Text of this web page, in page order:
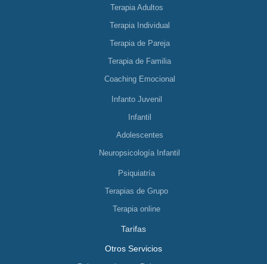
Terapia Adultos
Terapia Individual
Terapia de Pareja
Terapia de Familia
Coaching Emocional
Infanto Juvenil
Infantil
Adolescentes
Neuropsicología Infantil
Psiquiatría
Terapias de Grupo
Terapia online
Tarifas
Otros Servicios